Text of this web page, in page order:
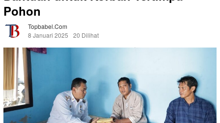
Pohon
Topbabel.com
8 Januari 2025
20 Dilihat